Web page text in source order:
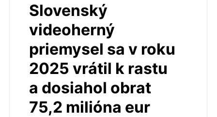
Slovenský
videoherný
priemysel sa v roku
2025 vrátil k rastu
a dosiahol obrat
75,2 milióna eur